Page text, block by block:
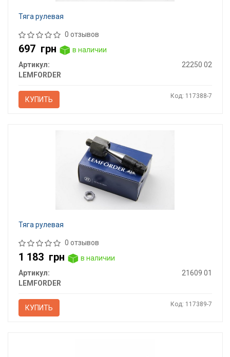
Тяга рулевая
0 отзывов
697 грн
в наличии
Артикул:
22250 02
LEMFORDER
КУПИТЬ Код: 117388-7
Тяга рулевая
0 отзывов
1 183 грн
в наличии
Артикул:
21609 01
LEMFORDER
КУПИТЬ Код: 117389-7